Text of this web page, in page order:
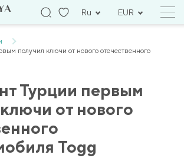
Ru EUR
получил ключи от нового отечественного
Турции первым
от нового
Togg